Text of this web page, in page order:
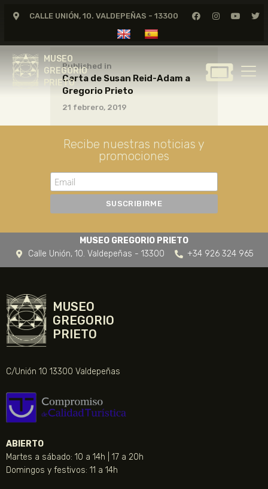
CALLE UNIÓN, 10. VALDEPEÑAS - 13300
MUSEO
GREGORIO
PRIETO
MUSEO
GREGORIO
GREGORIO PRIETO
CERTAMEN DE DIBUJO
FUNDACIÓN
TIENDA
NOTICIAS
Published in
Carta de Susan Reid-Adam a
Gregorio Prieto
21 febrero, 2019
Recibe nuestras noticias y
promociones
MUSEO GREGORIO PRIETO
Calle Unión, 10. Valdepeñas - 13300
+34 926 324 965
MUSEO
GREGORIO
PRIETO
C/Unión 10 13300 Valdepeñas
ABIERTO
Martes a sábado: 10 a 14h | 17 a 20h
Domingos y festivos: 11 a 14h